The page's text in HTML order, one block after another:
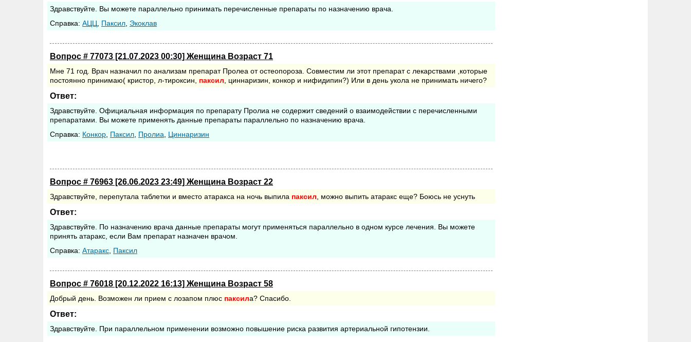
Здравствуйте. Вы можете параллельно принимать перечисленные препараты по назначению врача.
Cправка: АЦЦ Паксил Экоклав
Вопрос # 77073 [21.07.2023 00:30] Женщина Возраст 71
Мне 71 год. Врач назначил по анализам препарат Пролеа от остеопороза. Совместим ли этот препарат с лекарствами ,которые
постоянно принимаю( кристор, л-тироксин, паксил , циннаризин, конкор и нифидипин?) Или в день укола не принимать ничего?
Ответ:
Здравствуйте. Официальная информация по препарату Пролиа не содержит сведений о взаимодействии с перечисленными
препаратами. Вы можете применять данные препараты параллельно по назначению врача.
Cправка: Конкор Паксил Пролиа Циннаризин
Вопрос # 76963 [26.06.2023 23:49] Женщина Возраст 22
Здравствуйте, перепутала таблетки и вместо атаракса на ночь выпила паксил , можно выпить атаракс еще? Боюсь не уснуть
Ответ:
Здравствуйте. По назначению врача данные препараты могут применяться параллельно в одном курсе лечения. Вы можете
принять атаракс, если Вам препарат назначен врачом.
Cправка: Атаракс Паксил
Вопрос # 76018 [20.12.2022 16:13] Женщина Возраст 58
Добрый день. Возможен ли прием с лозапом плюс паксила? Спасибо.
Ответ:
Здравствуйте. При параллельном применении возможно повышение риска развития артериальной гипотензии.